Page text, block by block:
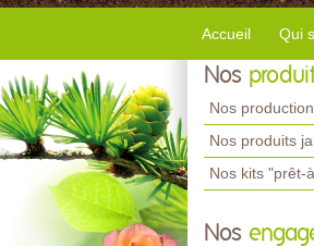
Accueil Qui
Nos
Nos
Nos produits
Nos kits "prêt-
Nos